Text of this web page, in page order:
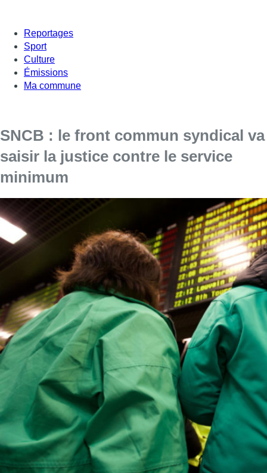
Reportages
Sport
Culture
Émissions
Ma commune
SNCB : le front commun syndical va
saisir la justice contre le service
minimum